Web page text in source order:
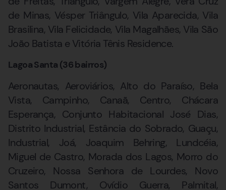
de Minas, Vésper Triângulo, Vila Aparecida, Vila
Brasilina, Vila Felicidade, Vila Magalhães, Vila São
João Batista e Vitória Tênis Residence.
Lagoa Santa (36 bairros)
Aeronautas, Aeroviários, Alto do Paraíso, Bela
Vista, Campinho, Canaã, Centro, Chácara
Esperança, Conjunto Habitacional José Dias,
Distrito Industrial, Estância do Sobrado, Guaçu,
Industrial, Joá, Joaquim Behring, Lundcéia,
Miguel de Castro, Morada dos Lagos, Morro do
Cruzeiro, Nossa Senhora de Lourdes, Novo
Santos Dumont, Ovídio Guerra, Palmital,